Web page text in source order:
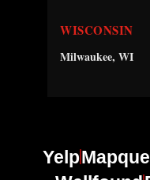
WISCONSIN
Milwaukee, WI
Yelp